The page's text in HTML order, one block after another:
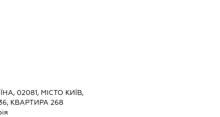
02081, МІСТО КИЇВ,
КВАРТИРА 268